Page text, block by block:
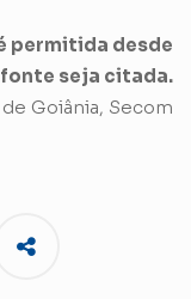
permitida desde
fonte seja citada.
Goiânia, Secom